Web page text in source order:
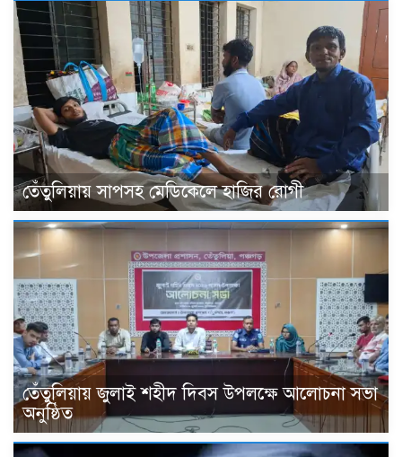
তেঁতুলিয়ায় সাপসহ মেডিকেলে হাজির রোগী
তেঁতুলিয়ায় জুলাই শহীদ দিবস উপলক্ষে আলোচনা সভা
অনুষ্ঠিত